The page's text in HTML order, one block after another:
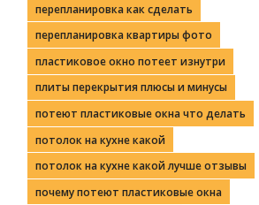
перепланировка как сделать
перепланировка квартиры фото
пластиковое окно потеет изнутри
плиты перекрытия плюсы и минусы
потеют пластиковые окна что делать
потолок на кухне какой
потолок на кухне какой лучше отзывы
почему потеют пластиковые окна